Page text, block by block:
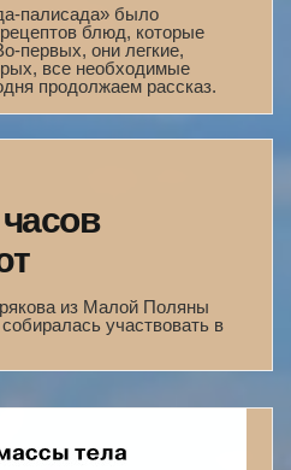
палисада» было
блюд, которые
первых, они легкие,
все необходимые
продолжаем рассказ.
из Малой Поляны
участвовать в